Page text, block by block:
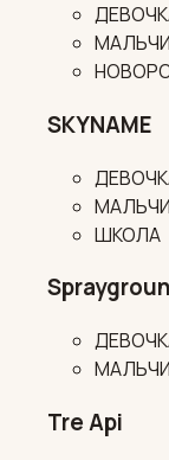
SKYNAME
ШКОЛА
Tre Api